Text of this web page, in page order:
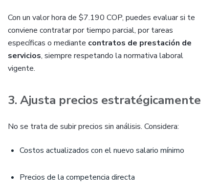
Con un valor hora de $7.190 COP, puedes evaluar si te
conviene contratar por tiempo parcial, por tareas
específicas o mediante contratos de prestación de
servicios, siempre respetando la normativa laboral
vigente.
3. Ajusta precios estratégicamente
No se trata de subir precios sin análisis. Considera:
Costos actualizados con el nuevo salario mínimo
Precios de la competencia directa